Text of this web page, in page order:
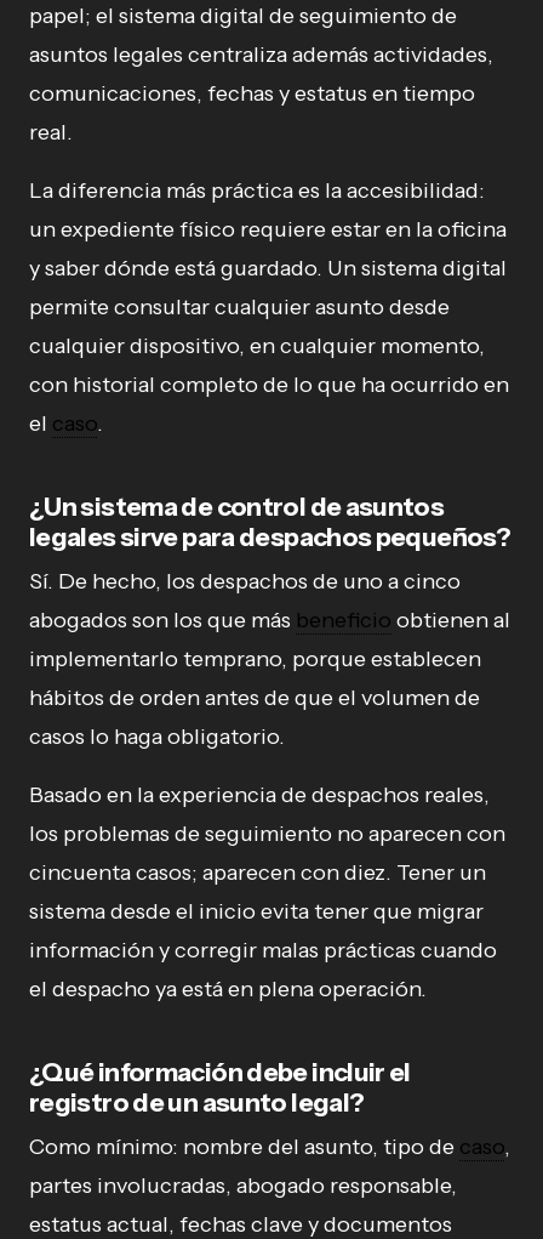
papel; el sistema digital de seguimiento de
asuntos legales centraliza además actividades,
comunicaciones, fechas y estatus en tiempo
real.
La diferencia más práctica es la accesibilidad:
un expediente físico requiere estar en la oficina
y saber dónde está guardado. Un sistema digital
permite consultar cualquier asunto desde
cualquier dispositivo, en cualquier momento,
con historial completo de lo que ha ocurrido en
el caso.
¿Un sistema de control de asuntos
legales sirve para despachos pequeños?
Sí. De hecho, los despachos de uno a cinco
abogados son los que más beneficio obtienen al
implementarlo temprano, porque establecen
hábitos de orden antes de que el volumen de
casos lo haga obligatorio.
Basado en la experiencia de despachos reales,
los problemas de seguimiento no aparecen con
cincuenta casos; aparecen con diez. Tener un
sistema desde el inicio evita tener que migrar
información y corregir malas prácticas cuando
el despacho ya está en plena operación.
¿Qué información debe incluir el
registro de un asunto legal?
Como mínimo: nombre del asunto, tipo de caso,
partes involucradas, abogado responsable,
estatus actual, fechas clave y documentos